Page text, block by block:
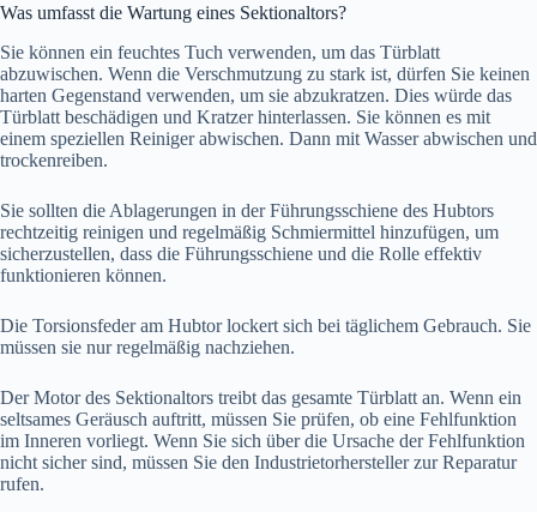
Was umfasst die Wartung eines Sektionaltors?
Sie können ein feuchtes Tuch verwenden, um das Türblatt
abzuwischen. Wenn die Verschmutzung zu stark ist, dürfen Sie keinen
harten Gegenstand verwenden, um sie abzukratzen. Dies würde das
Türblatt beschädigen und Kratzer hinterlassen. Sie können es mit
einem speziellen Reiniger abwischen. Dann mit Wasser abwischen und
trockenreiben.
Sie sollten die Ablagerungen in der Führungsschiene des Hubtors
rechtzeitig reinigen und regelmäßig Schmiermittel hinzufügen, um
sicherzustellen, dass die Führungsschiene und die Rolle effektiv
funktionieren können.
Die Torsionsfeder am Hubtor lockert sich bei täglichem Gebrauch. Sie
müssen sie nur regelmäßig nachziehen.
Der Motor des Sektionaltors treibt das gesamte Türblatt an. Wenn ein
seltsames Geräusch auftritt, müssen Sie prüfen, ob eine Fehlfunktion
im Inneren vorliegt. Wenn Sie sich über die Ursache der Fehlfunktion
nicht sicher sind, müssen Sie den Industrietorhersteller zur Reparatur
rufen.